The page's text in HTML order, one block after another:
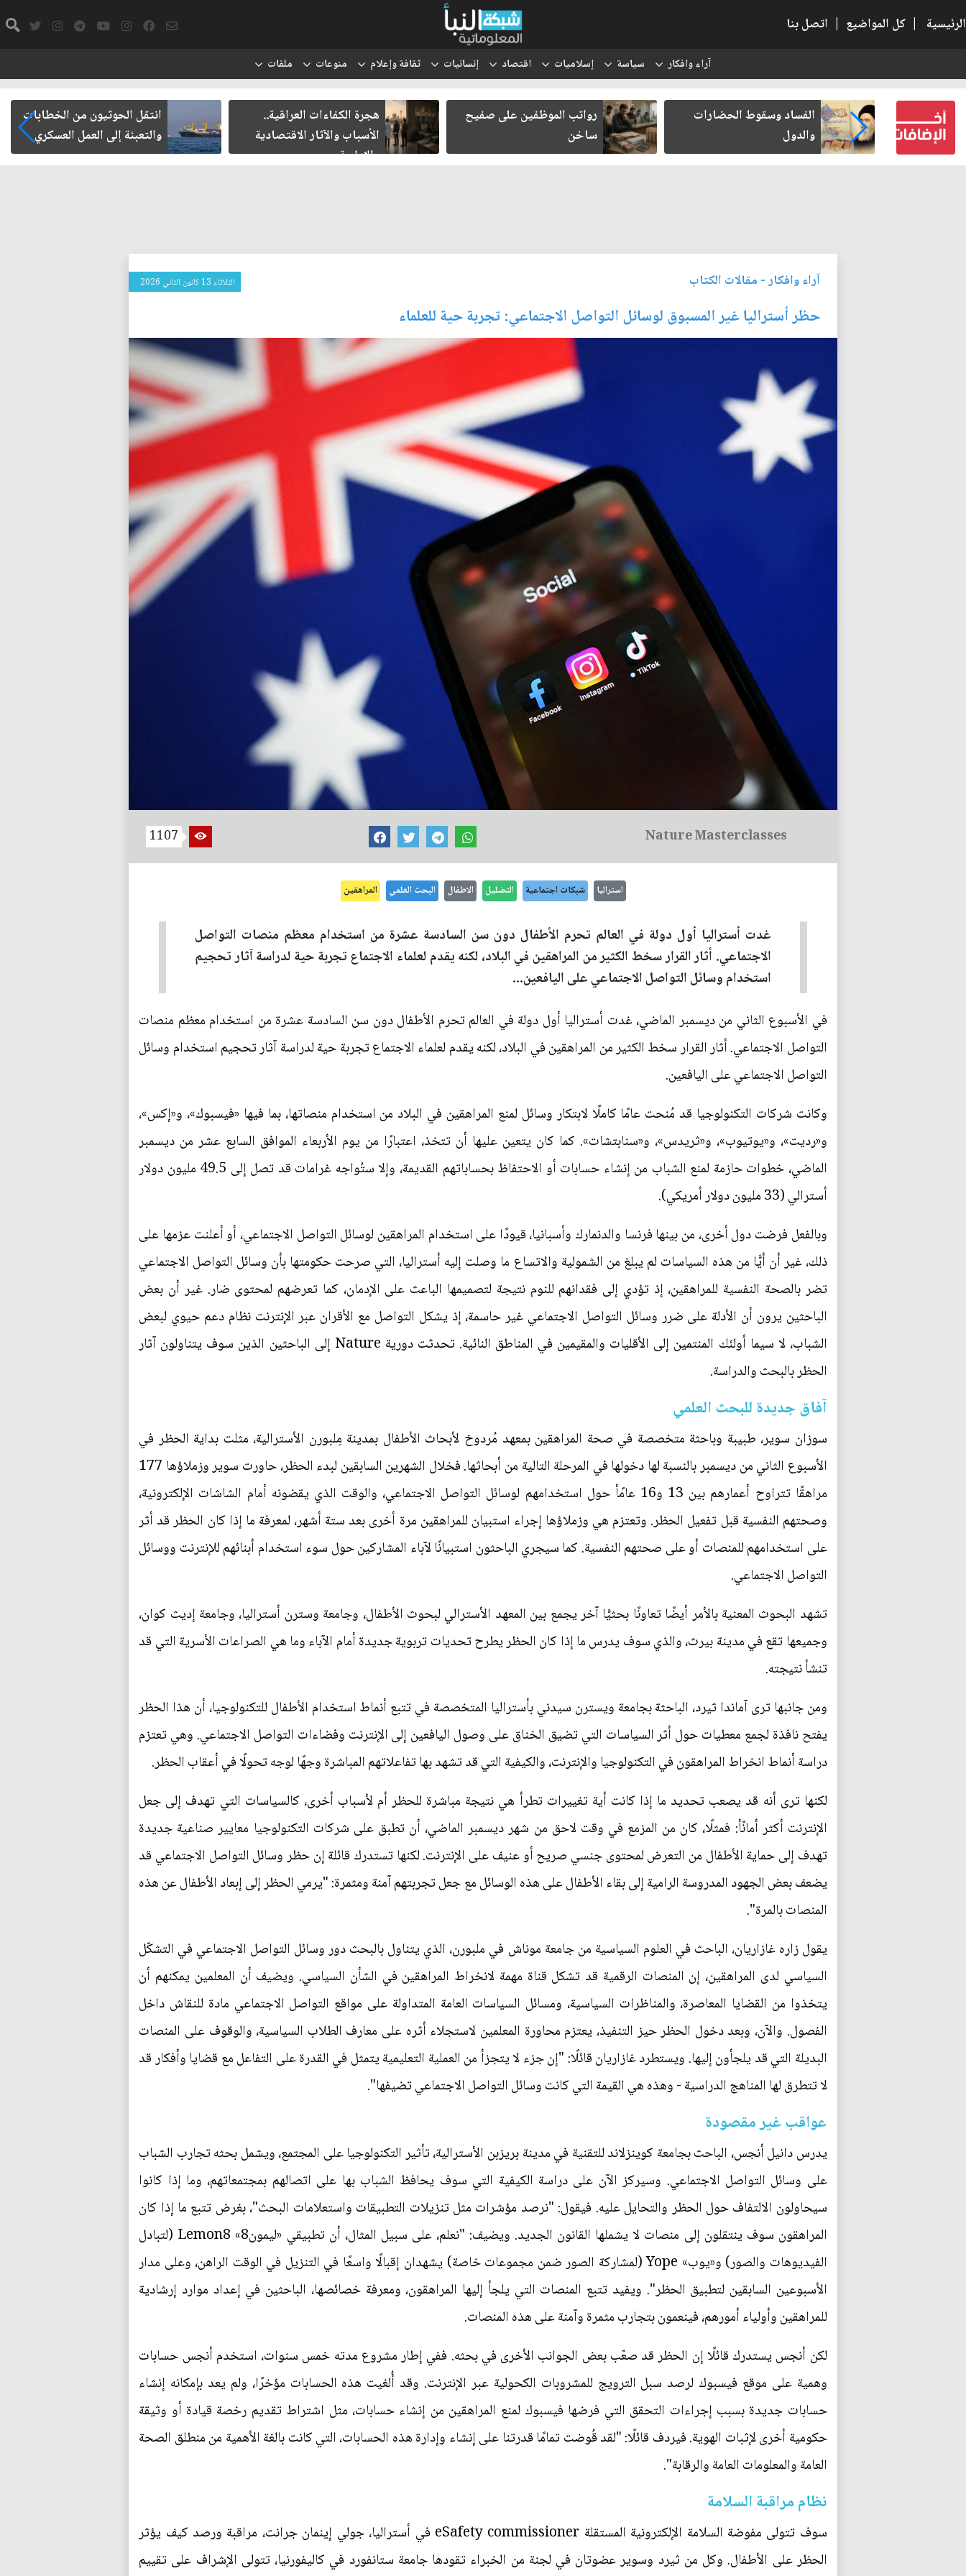
الرئيسية | كل المواضيع | اتصل بنا
آراء وافكار سياسة إسلاميات اقتصاد إنسانيات ثقافة وإعلام منوعات ملفات
كتب لنفسه
الفساد وسقوط الحضارات
والدول
رواتب الموظفين على صفيح
ساخن
هجرة الكفاءات العراقية..
الأسباب والآثار الاقتصادية
والإدارية
انتقل الحوثيون من الخطابات
والتعبئة إلى العمل العسكري
آراء وافكار- مقالات الكتاب الثلاثاء 13 كانون الثاني 2026
حظر أستراليا غير المسبوق لوسائل التواصل الاجتماعي: تجربة حية للعلماء
Nature Masterclasses
1107
استراليا شبكات اجتماعية التضليل الاطفال البحث العلمي المراهقين
غدت أستراليا أول دولة في العالم تحرم الأطفال دون سن السادسة عشرة من استخدام معظم منصات التواصل
الاجتماعي. أثار القرار سخط الكثير من المراهقين في البلاد، لكنه يقدم لعلماء الاجتماع تجربة حية لدراسة آثار تحجيم
استخدام وسائل التواصل الاجتماعي على اليافعين...
في الأسبوع الثاني من ديسمبر الماضي، غدت أستراليا أول دولة في العالم تحرم الأطفال دون سن السادسة عشرة من استخدام معظم منصات
التواصل الاجتماعي. أثار القرار سخط الكثير من المراهقين في البلاد، لكنه يقدم لعلماء الاجتماع تجربة حية لدراسة آثار تحجيم استخدام وسائل
التواصل الاجتماعي على اليافعين.
وكانت شركات التكنولوجيا قد مُنحت عامًا كاملًا لابتكار وسائل لمنع المراهقين في البلاد من استخدام منصاتها، بما فيها «فيسبوك»، و«إكس»،
و«رديت»، و«يوتيوب»، و«ثريدس»، و«سنابتشات». كما كان يتعين عليها أن تتخذ، اعتبارًا من يوم الأربعاء الموافق السابع عشر من ديسمبر
الماضي، خطوات حازمة لمنع الشباب من إنشاء حسابات أو الاحتفاظ بحساباتهم القديمة، وإلا ستُواجه غرامات قد تصل إلى 49.5 مليون دولار
أسترالي (33 مليون دولار أمريكي).
وبالفعل فرضت دول أخرى، من بينها فرنسا والدنمارك وأسبانيا، قيودًا على استخدام المراهقين لوسائل التواصل الاجتماعي، أو أعلنت عزمها على
ذلك، غير أن أيًّا من هذه السياسات لم يبلغ من الشمولية والاتساع ما وصلت إليه أستراليا، التي صرحت حكومتها بأن وسائل التواصل الاجتماعي
تضر بالصحة النفسية للمراهقين، إذ تؤدي إلى فقدانهم للنوم نتيجة لتصميمها الباعث على الإدمان، كما تعرضهم لمحتوى ضار. غير أن بعض
الباحثين يرون أن الأدلة على ضرر وسائل التواصل الاجتماعي غير حاسمة، إذ يشكل التواصل مع الأقران عبر الإنترنت نظام دعم حيوي لبعض
الشباب، لا سيما أولئك المنتمين إلى الأقليات والمقيمين في المناطق النائية. تحدثت دورية Nature إلى الباحثين الذين سوف يتناولون آثار
الحظر بالبحث والدراسة.
آفاق جديدة للبحث العلمي
سوزان سوير، طبيبة وباحثة متخصصة في صحة المراهقين بمعهد مُردوخ لأبحاث الأطفال بمدينة مِلبورن الأسترالية، مثلت بداية الحظر في
الأسبوع الثاني من ديسمبر بالنسبة لها دخولها في المرحلة التالية من أبحاثها. فخلال الشهرين السابقين لبدء الحظر، حاورت سوير وزملاؤها 177
مراهقًا تتراوح أعمارهم بين 13 و16 عامًأ حول استخدامهم لوسائل التواصل الاجتماعي، والوقت الذي يقضونه أمام الشاشات الإلكترونية،
وصحتهم النفسية قبل تفعيل الحظر. وتعتزم هي وزملاؤها إجراء استبيان للمراهقين مرة أخرى بعد ستة أشهر، لمعرفة ما إذا كان الحظر قد أثر
على استخدامهم للمنصات أو على صحتهم النفسية. كما سيجري الباحثون استبيانًا لآباء المشاركين حول سوء استخدام أبنائهم للإنترنت ووسائل
التواصل الاجتماعي.
تشهد البحوث المعنية بالأمر أيضًا تعاونًا بحثيًّا آخر يجمع بين المعهد الأسترالي لبحوث الأطفال، وجامعة وسترن أستراليا، وجامعة إديث كوان،
وجميعها تقع في مدينة بيرث، والذي سوف يدرس ما إذا كان الحظر يطرح تحديات تربوية جديدة أمام الآباء وما هي الصراعات الأسرية التي قد
تنشأ نتيجته.
ومن جانبها ترى آماندا ثيرد، الباحثة بجامعة ويسترن سيدني بأستراليا المتخصصة في تتبع أنماط استخدام الأطفال للتكنولوجيا، أن هذا الحظر
يفتح نافذة لجمع معطيات حول أثر السياسات التي تضيق الخناق على وصول اليافعين إلى الإنترنت وفضاءات التواصل الاجتماعي. وهي تعتزم
دراسة أنماط انخراط المراهقون في التكنولوجيا والإنترنت، والكيفية التي قد تشهد بها تفاعلاتهم المباشرة وجهًا لوجه تحولًا في أعقاب الحظر.
لكنها ترى أنه قد يصعب تحديد ما إذا كانت أية تغييرات تطرأ هي نتيجة مباشرة للحظر أم لأسباب أخرى، كالسياسات التي تهدف إلى جعل
الإنترنت أكثر أمانًأ: فمثلًا، كان من المزمع في وقت لاحق من شهر ديسمبر الماضي، أن تطبق على شركات التكنولوجيا معايير صناعية جديدة
تهدف إلى حماية الأطفال من التعرض لمحتوى جنسي صريح أو عنيف على الإنترنت. لكنها تستدرك قائلة إن حظر وسائل التواصل الاجتماعي قد
يضعف بعض الجهود المدروسة الرامية إلى بقاء الأطفال على هذه الوسائل مع جعل تجربتهم آمنة ومثمرة: "يرمي الحظر إلى إبعاد الأطفال عن هذه
المنصات بالمرة".
يقول زاره غازاريان، الباحث في العلوم السياسية من جامعة موناش في ملبورن، الذي يتناول بالبحث دور وسائل التواصل الاجتماعي في التشكّل
السياسي لدى المراهقين، إن المنصات الرقمية قد تشكل قناة مهمة لانخراط المراهقين في الشأن السياسي. ويضيف أن المعلمين يمكنهم أن
يتخذوا من القضايا المعاصرة، والمناظرات السياسية، ومسائل السياسات العامة المتداولة على مواقع التواصل الاجتماعي مادة للنقاش داخل
الفصول. والآن، وبعد دخول الحظر حيز التنفيذ، يعتزم محاورة المعلمين لاستجلاء أثره على معارف الطلاب السياسية، والوقوف على المنصات
البديلة التي قد يلجأون إليها. ويستطرد غازاريان قائلًا: "إن جزء لا يتجزأ من العملية التعليمية يتمثل في القدرة على التفاعل مع قضايا وأفكار قد
لا تتطرق لها المناهج الدراسية - وهذه هي القيمة التي كانت وسائل التواصل الاجتماعي تضيفها".
عواقب غير مقصودة
يدرس دانيل أنجس، الباحث بجامعة كوينزلاند للتقنية في مدينة بريزبن الأسترالية، تأثير التكنولوجيا على المجتمع، ويشمل بحثه تجارب الشباب
على وسائل التواصل الاجتماعي. وسيركز الآن على دراسة الكيفية التي سوف يحافظ الشباب بها على اتصالهم بمجتمعاتهم، وما إذا كانوا
سيحاولون الالتفاف حول الحظر والتحايل عليه. فيقول: "نرصد مؤشرات مثل تنزيلات التطبيقات واستعلامات البحث"، بغرض تتبع ما إذا كان
المراهقون سوف ينتقلون إلى منصات لا يشملها القانون الجديد. ويضيف: "نعلم، على سبيل المثال، أن تطبيقي «ليمون8» Lemon8 (لتبادل
الفيديوهات والصور) و«يوب» Yope (لمشاركة الصور ضمن مجموعات خاصة) يشهدان إقبالًا واسعًا في التنزيل في الوقت الراهن، وعلى مدار
الأسبوعين السابقين لتطبيق الحظر". ويفيد تتبع المنصات التي يلجأ إليها المراهقون، ومعرفة خصائصها، الباحثين في إعداد موارد إرشادية
للمراهقين وأولياء أمورهم، فينعمون بتجارب مثمرة وآمنة على هذه المنصات.
لكن أنجس يستدرك قائلًا إن الحظر قد صعّب بعض الجوانب الأخرى في بحثه. ففي إطار مشروع مدته خمس سنوات، استخدم أنجس حسابات
وهمية على موقع فيسبوك لرصد سبل الترويج للمشروبات الكحولية عبر الإنترنت. وقد أُلغيت هذه الحسابات مؤخرًا، ولم يعد بإمكانه إنشاء
حسابات جديدة بسبب إجراءات التحقق التي فرضها فيسبوك لمنع المراهقين من إنشاء حسابات، مثل اشتراط تقديم رخصة قيادة أو وثيقة
حكومية أخرى لإثبات الهوية. فيردف قائلًا: "لقد قُوضت تمامًا قدرتنا على إنشاء وإدارة هذه الحسابات، التي كانت بالغة الأهمية من منطلق الصحة
العامة والمعلومات العامة والرقابة".
نظام مراقبة السلامة
سوف تتولى مفوضة السلامة الإلكترونية المستقلة eSafety commissioner في أستراليا، جولي إينمان جرانت، مراقبة ورصد كيف يؤثر
الحظر على الأطفال. وكل من ثيرد وسوير عضوتان في لجنة من الخبراء تقودها جامعة ستانفورد في كاليفورنيا، تتولى الإشراف على تقييم